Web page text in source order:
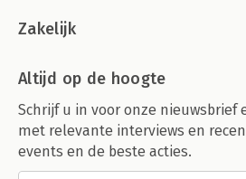
Zakelijk
Altijd op de hoogte
Schrijf u in voor onze nieuwsbrief
met relevante interviews en
events en de beste acties.